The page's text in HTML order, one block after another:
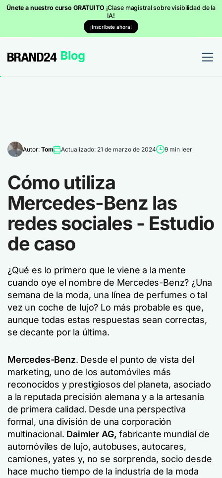
Únete a nuestro curso GRATUITO ¡Clase magistral sobre visibilidad de la
IA!
¡Inscríbete ahora!
Autor: Tom Actualizado: 21 de marzo de 2024 9 min leer
Cómo utiliza
Mercedes-Benz las
redes sociales - Estudio
de caso
¿Qué es lo primero que le viene a la mente
cuando oye el nombre de Mercedes-Benz? ¿Una
semana de la moda, una línea de perfumes o tal
vez un coche de lujo? Lo más probable es que,
aunque todas estas respuestas sean correctas,
se decante por la última.
Mercedes-Benz. Desde el punto de vista del
marketing, uno de los automóviles más
reconocidos y prestigiosos del planeta, asociado
a la reputada precisión alemana y a la artesanía
de primera calidad. Desde una perspectiva
formal, una división de una corporación
multinacional. Daimler AG,fabricante mundial de
automóviles de lujo, autobuses, autocares,
camiones, yates y, no se sorprenda, socio desde
hace mucho tiempo de la industria de la moda